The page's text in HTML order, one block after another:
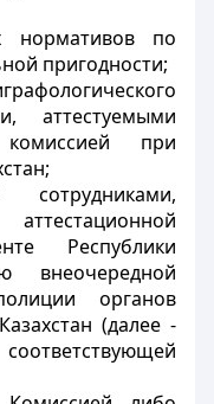
нормативов по
пригодности;
аттестуемыми
при
Республики
внеочередной
органов
(далее -